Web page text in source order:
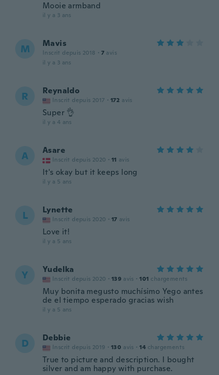
Mooie armband
il y a 3 ans
M Mavis
Inscrit depuis 2018 · 7 avis
il y a 3 ans
R Reynaldo
Inscrit depuis 2017 · 172 avis
Super 👌
il y a 4 ans
A Asare
Inscrit depuis 2020 · 11 avis
It's okay but it keeps long
il y a 5 ans
L Lynette
Inscrit depuis 2020 · 17 avis
Love it!
il y a 5 ans
Y Yudelka
Inscrit depuis 2020 · 139 avis · 101 chargements
Muy bonita megusto muchísimo Yego antes
de el tiempo esperado gracias wish
il y a 5 ans
D Debbie
Inscrit depuis 2019 · 130 avis · 14 chargements
True to picture and description. I bought
silver and am happy with purchase.